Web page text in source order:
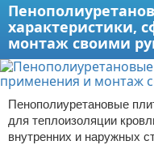
характеристики,
монтаж своими
Пенополиуретановые
для теплоизоляции
внутренних и наружных